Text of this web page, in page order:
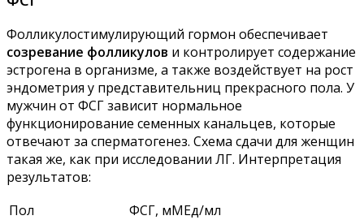
Фолликулостимулирующий гормон обеспечивает
созревание фолликулов и контролирует содержание
эстрогена в организме, а также воздействует на рост
эндометрия у представительниц прекрасного пола. У
мужчин от ФСГ зависит нормальное
функционирование семенных канальцев, которые
отвечают за сперматогенез. Схема сдачи для женщин
такая же, как при исследовании ЛГ. Интерпретация
результатов:
Пол
ФСГ, мМЕд/мл